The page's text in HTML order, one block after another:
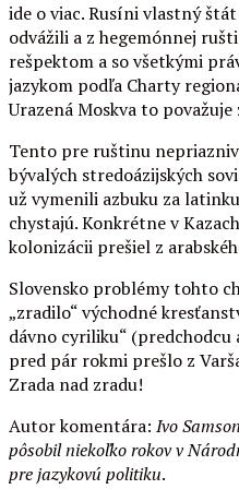
ide o viac. Rusíni vlastný
odvážili a z hegemónnej
rešpektom a so všetkými
jazykom podľa Charty
Urazená Moskva to
Tento pre ruštinu
bývalých stredoázijských
už vymenili azbuku za
chystajú. Konkrétne v
kolonizácii prešiel z
Slovensko problémy tohto
„zradilo“ východné
dávno cyriliku“
pred pár rokmi prešlo z
Zrada nad zradu!
Autor komentára: Ivo
pôsobil niekoľko rokov v
pre jazykovú politiku.